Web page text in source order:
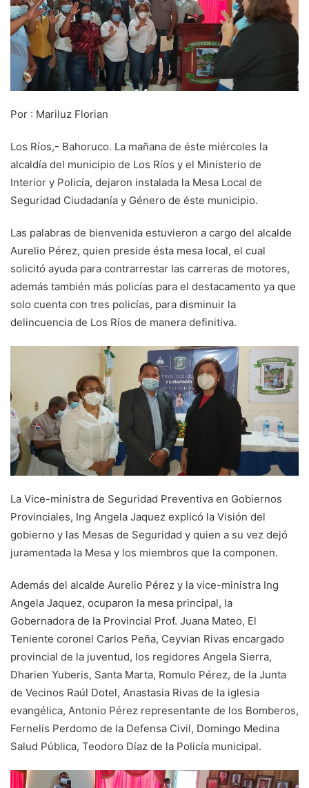
Por : Mariluz Florian
Los Ríos,- Bahoruco. La mañana de éste miércoles la
alcaldía del municipio de Los Ríos y el Ministerio de
Interior y Policía, dejaron instalada la Mesa Local de
Seguridad Ciudadanía y Género de éste municipio.
Las palabras de bienvenida estuvieron a cargo del alcalde
Aurelio Pérez, quien preside ésta mesa local, el cual
solicitó ayuda para contrarrestar las carreras de motores,
además también más policías para el destacamento ya que
solo cuenta con tres policías, para disminuir la
delincuencia de Los Ríos de manera definitiva.
La Vice-ministra de Seguridad Preventiva en Gobiernos
Provinciales, Ing Angela Jaquez explicó la Visión del
gobierno y las Mesas de Seguridad y quien a su vez dejó
juramentada la Mesa y los miembros que la componen.
Además del alcalde Aurelio Pérez y la vice-ministra Ing
Angela Jaquez, ocuparon la mesa principal, la
Gobernadora de la Provincial Prof. Juana Mateo, El
Teniente coronel Carlos Peña, Ceyvian Rivas encargado
provincial de la juventud, los regidores Angela Sierra,
Dharien Yuberis, Santa Marta, Romulo Pérez, de la Junta
de Vecinos Raúl Dotel, Anastasia Rivas de la iglesia
evangélica, Antonio Pérez representante de los Bomberos,
Fernelis Perdomo de la Defensa Civil, Domingo Medina
Salud Pública, Teodoro Díaz de la Policía municipal.